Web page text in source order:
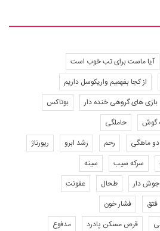
آیا ماست برای تب خوب است
از کجا بفهمیم واریکوسل داریم
بازی های گروهی خنده دار
بوتاکس
گوش
حاملگی
دو ماهگی
رحم رشد ابرو
رپورتاژ
سرکه سیب
سینه
دار
طحال
عفونت
فتق
فشار خون
قرص مسکن پادرد
مدفوع